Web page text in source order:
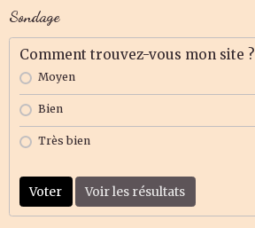
Sondage
Comment trouvez-vous mon site ?
Moyen
Bien
Très bien
Voter Voir les résultats